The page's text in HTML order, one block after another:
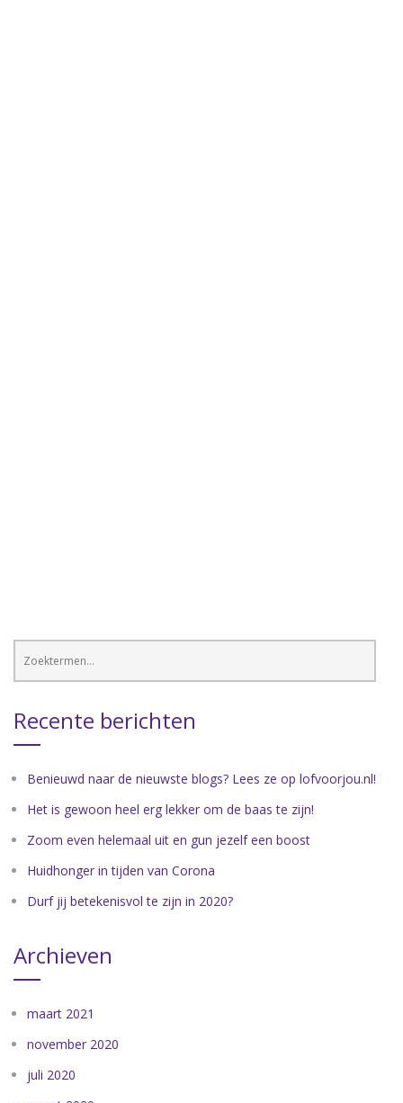
Recente berichten
Benieuwd naar de nieuwste blogs? Lees ze op lofvoorjou.nl!
Het is gewoon heel erg lekker om de baas te zijn!
Zoom even helemaal uit en gun jezelf een boost
Huidhonger in tijden van Corona
Durf jij betekenisvol te zijn in 2020?
Archieven
maart 2021
november 2020
juli 2020